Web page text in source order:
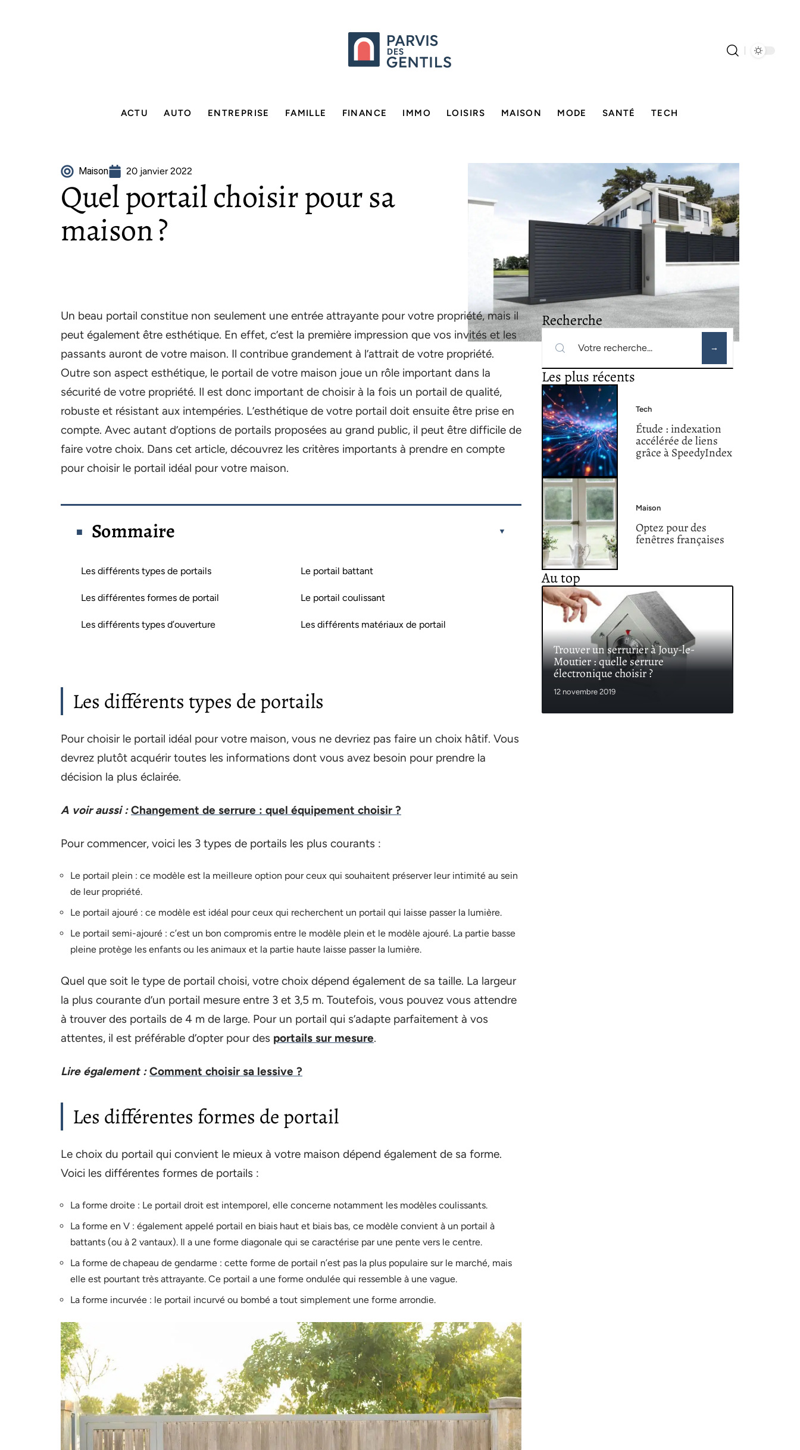
ACTU AUTO ENTREPRISE FAMILLE FINANCE IMMO LOISIRS MAISON MODE SANTÉ TECH
Maison 20 janvier 2022
Quel portail choisir pour sa
maison ?
Un beau portail constitue non seulement une entrée attrayante pour votre propriété, mais il
peut également être esthétique. En effet, c’est la première impression que vos invités et les
passants auront de votre maison. Il contribue grandement à l’attrait de votre propriété.
Outre son aspect esthétique, le portail de votre maison joue un rôle important dans la
sécurité de votre propriété. Il est donc important de choisir à la fois un portail de qualité,
robuste et résistant aux intempéries. L’esthétique de votre portail doit ensuite être prise en
compte. Avec autant d’options de portails proposées au grand public, il peut être difficile de
faire votre choix. Dans cet article, découvrez les critères importants à prendre en compte
pour choisir le portail idéal pour votre maison.
Sommaire
Les différents types de portails
Les différentes formes de portail
Les différents types d’ouverture
Le portail battant
Le portail coulissant
Les différents matériaux de portail
Les différents types de portails
Pour choisir le portail idéal pour votre maison, vous ne devriez pas faire un choix hâtif. Vous
devrez plutôt acquérir toutes les informations dont vous avez besoin pour prendre la
décision la plus éclairée.
A voir aussi : Changement de serrure : quel équipement choisir ?
Pour commencer, voici les 3 types de portails les plus courants :
Le portail plein : ce modèle est la meilleure option pour ceux qui souhaitent préserver leur intimité au sein
de leur propriété.
Le portail ajouré : ce modèle est idéal pour ceux qui recherchent un portail qui laisse passer la lumière.
Le portail semi-ajouré : c’est un bon compromis entre le modèle plein et le modèle ajouré. La partie basse
pleine protège les enfants ou les animaux et la partie haute laisse passer la lumière.
Quel que soit le type de portail choisi, votre choix dépend également de sa taille. La largeur
la plus courante d’un portail mesure entre 3 et 3,5 m. Toutefois, vous pouvez vous attendre
à trouver des portails de 4 m de large. Pour un portail qui s’adapte parfaitement à vos
attentes, il est préférable d’opter pour des portails sur mesure.
Lire également : Comment choisir sa lessive ?
Les différentes formes de portail
Le choix du portail qui convient le mieux à votre maison dépend également de sa forme.
Voici les différentes formes de portails :
La forme droite : Le portail droit est intemporel, elle concerne notamment les modèles coulissants.
La forme en V : également appelé portail en biais haut et biais bas, ce modèle convient à un portail à
battants (ou à 2 vantaux). Il a une forme diagonale qui se caractérise par une pente vers le centre.
La forme de chapeau de gendarme : cette forme de portail n’est pas la plus populaire sur le marché, mais
elle est pourtant très attrayante. Ce portail a une forme ondulée qui ressemble à une vague.
La forme incurvée : le portail incurvé ou bombé a tout simplement une forme arrondie.
Recherche
Les plus récents
Tech
Étude : indexation
accélérée de liens
grâce à SpeedyIndex
Maison
Optez pour des
fenêtres françaises
Au top
Trouver un serrurier à Jouy-le-
Moutier : quelle serrure
électronique choisir ?
12 novembre 2019